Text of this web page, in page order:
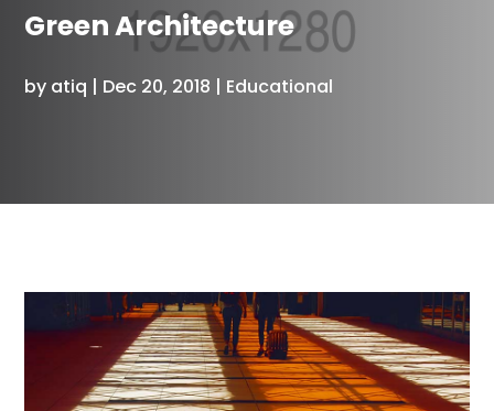
Green Architecture
by atiq | Dec 20, 2018 | Educational